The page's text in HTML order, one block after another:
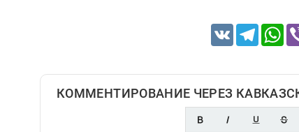
VK Telegram
КОММЕНТИРОВАНИЕ ЧЕРЕЗ